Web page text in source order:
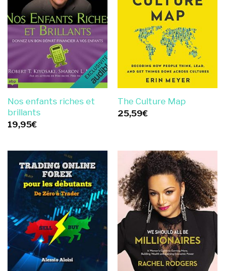
Nos enfants riches et
brillants
19,95€
The Culture Map
25,59€